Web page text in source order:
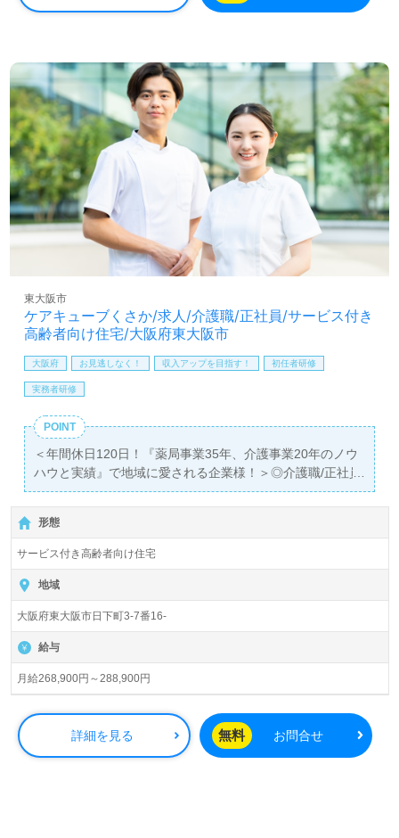
験は問いません。手厚いOJT/研修制度、年間休日120日、
い』『介護知識や技術力を高めたい、チームで患者様の
QOL（クオリティー・オブ・ライフ）の向上を目指した
い』『自分らしいキャリアを描きたい、働きがいを感じな
がら仕事をしたい』『キャリアチェンジを実現したい、環
境を変えて働きたい』等の方も大歓迎です。募集詳細等、
担当コンサルタントよりご案内します。お問い合わせも遠
慮なくお願いします。
医療/福祉業界の正社員/パート求人探しは【ウィルオブ介
護】＊求人情報収集、将来的に検討の方も遠慮なく＊
LINE、メール、お電話などご希望に応じてお問い合わせ/ご
相談可能です。転職相談、求人紹介、年収交渉など完全無
あり！＞"転職支援"のプロと一緒に転職活動！お問い合わ
せお待ちしております。
ケアキューブくさか/求人/介護職/正社員/サービス付き
高齢者向け住宅/大阪府東大阪市
東大阪市
大阪府 お見逃しなく！ 収入アップを目指す！ 初任者研修
実務者研修
POINT
＜年間休日120日！『薬局事業35年、介護事業20年のノウ
ハウと実績』で地域に愛される企業様！＞◎介護職/正社員
募集◎
【年俸制/月給換算268,900円～288,900円】＊初任者研修
以上有資格者向け求人＊『新石切駅』より路線バスが便利
です。
入居定員52名（52室全室個室）『ケアキューブくさか』株
式会社メディプラン MEDIPLAN CO.,LTD.（本社：大阪府
中央区）様の運営です。大阪府を中心に住宅型有料老人ホ
ーム、介護付き有料老人ホーム、訪問看護/介護、居宅介護
◎業界未経験者も積極採用！医療と介護のワンストップサ
ービス！『薬×看護×介護』を通じて、関わる全ての人々を
笑顔に！◎
看護助手や介護職経験のある方はもちろん、これから介護
形態
サービス付き高齢者向け住宅
地域
大阪府東大阪市日下町3-7番16-
給与
月給268,900円～288,900円
詳細を見る 無料 お問合せ